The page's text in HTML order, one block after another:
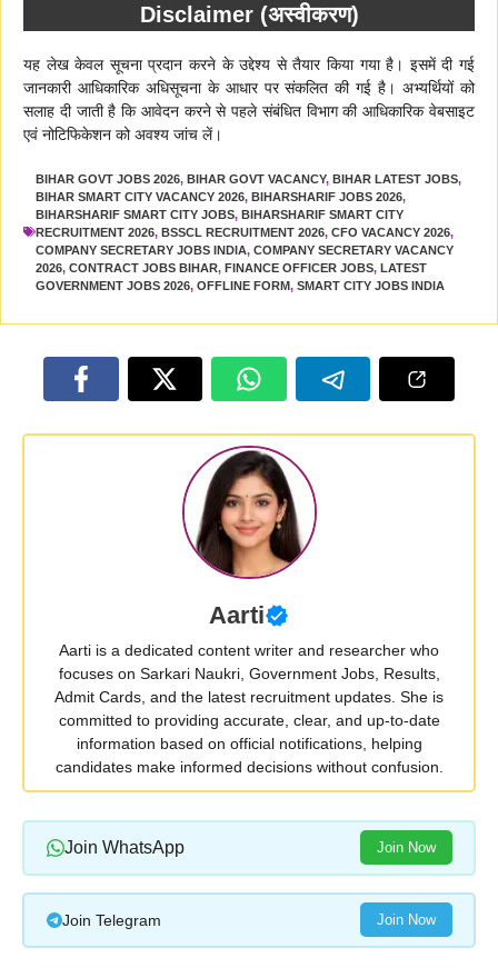
Disclaimer (अस्वीकरण)
यह लेख केवल सूचना प्रदान करने के उद्देश्य से तैयार किया गया है। इसमें दी गई
जानकारी आधिकारिक अधिसूचना के आधार पर संकलित की गई है। अभ्यर्थियों को
सलाह दी जाती है कि आवेदन करने से पहले संबंधित विभाग की आधिकारिक वेबसाइट
एवं नोटिफिकेशन को अवश्य जांच लें।
BIHAR GOVT JOBS 2026, BIHAR GOVT VACANCY, BIHAR LATEST JOBS,
BIHAR SMART CITY VACANCY 2026, BIHARSHARIF JOBS 2026,
BIHARSHARIF SMART CITY JOBS, BIHARSHARIF SMART CITY
RECRUITMENT 2026, BSSCL RECRUITMENT 2026, CFO VACANCY 2026,
COMPANY SECRETARY JOBS INDIA, COMPANY SECRETARY VACANCY
2026, CONTRACT JOBS BIHAR, FINANCE OFFICER JOBS, LATEST
GOVERNMENT JOBS 2026, OFFLINE FORM, SMART CITY JOBS INDIA
Aarti
Aarti is a dedicated content writer and researcher who
focuses on Sarkari Naukri, Government Jobs, Results,
Admit Cards, and the latest recruitment updates. She is
committed to providing accurate, clear, and up-to-date
information based on official notifications, helping
candidates make informed decisions without confusion.
Join WhatsApp Join Now
Join Telegram Join Now